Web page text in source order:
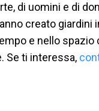
di uomini e di
creato giardini
e nello spazio
Se ti interessa,